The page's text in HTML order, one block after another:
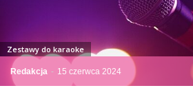
Redakcja - 15 czerwca 2024
Zestawy do karaoke